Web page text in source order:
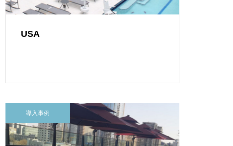
USA
導入事例